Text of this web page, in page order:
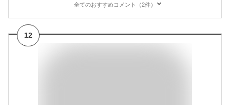
全てのおすすめコメント（2件）
12